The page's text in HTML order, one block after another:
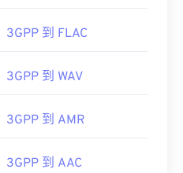
00 00 00
01
01
00 00 00
01
01
3GPP 到 FLAC
3GPP 到 WAV
3GPP 到 AMR
3GPP 到 AAC